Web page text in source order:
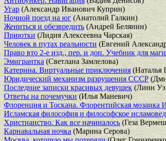
Угар (Александр Иванович Куприн)
Ночной поезд на юг(Анатолий Галкин)
Жениться и обезвредить (Андрей Белянин)
Приютки (Лидия Алексеевна Чарская)
Человек в путах реальности (Евгений
Право вто 2-е изд., пер. и доп. Учебник для
Эмигрантка (Светлана Замлелова)
Катерина. Виртуальные приключения(Наталья
Юридический механизм разрушения СССР
Последние записки красивых девушек (Линн
Ответы на почемучки (Илья Маневич)
Флоренция и Тоскана. Флорентийcкая мозаика
Исламская философия и философское
Христианство. Как все начиналось(Геза
Карнавальная ночка(Марина Серова)